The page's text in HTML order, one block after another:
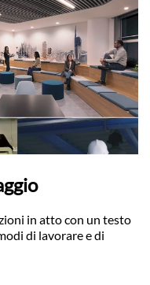
in atto con un testo
di lavorare e di